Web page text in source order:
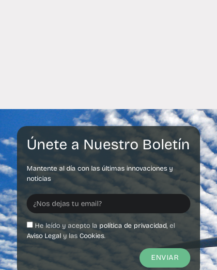
Únete a Nuestro Boletín
Mantente al día con las últimas innovaciones y
noticias
He leído y acepto la política de privacidad, el
Aviso Legal y las Cookies.
ENVIAR